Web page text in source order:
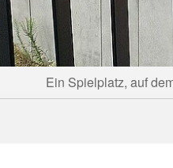
Ein Spielplatz, auf